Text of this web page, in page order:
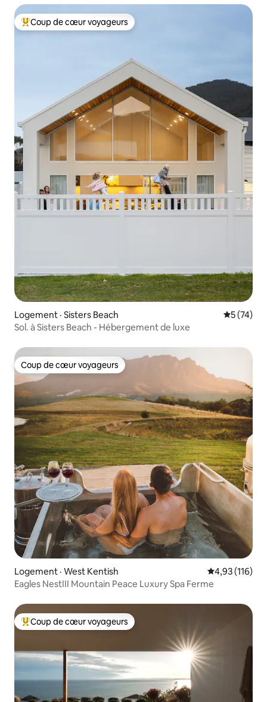
Coup de cœur voyageurs parmi les plus aimés
Coup de cœur voyageurs
Logement · Sisters Beach Note
5 (74)
Sol. à Sisters Beach - Hébergement de luxe
Coup de cœur voyageurs
Coup de cœur voyageurs
Logement · West Kentish Note
4,93 (116)
Eagles NestIII Mountain Peace Luxury Spa Ferme
Coup de cœur voyageurs parmi les plus aimés
Coup de cœur voyageurs